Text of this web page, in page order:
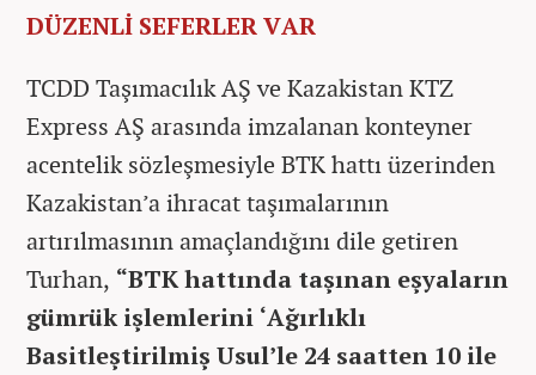
DÜZENLİ SEFERLER VAR
TCDD Taşımacılık AŞ ve Kazakistan KTZ
Express AŞ arasında imzalanan konteyner
acentelik sözleşmesiyle BTK hattı üzerinden
Kazakistan’a ihracat taşımalarının
artırılmasının amaçlandığını dile getiren
Turhan, “BTK hattında taşınan eşyaların
gümrük işlemlerini ‘Ağırlıklı
Basitleştirilmiş Usul’le 24 saatten 10 ile